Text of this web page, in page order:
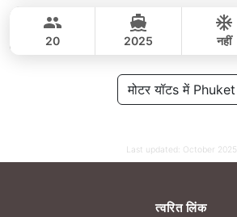
CUSTOM BUILD 50FT
20 2025 नहीं
मोटर यॉटs में Phuket
Last updated: October 2025
त्वरित लिंक